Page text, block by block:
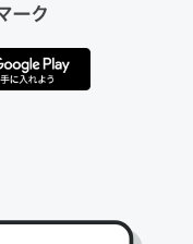
と僕。ITツール導入で